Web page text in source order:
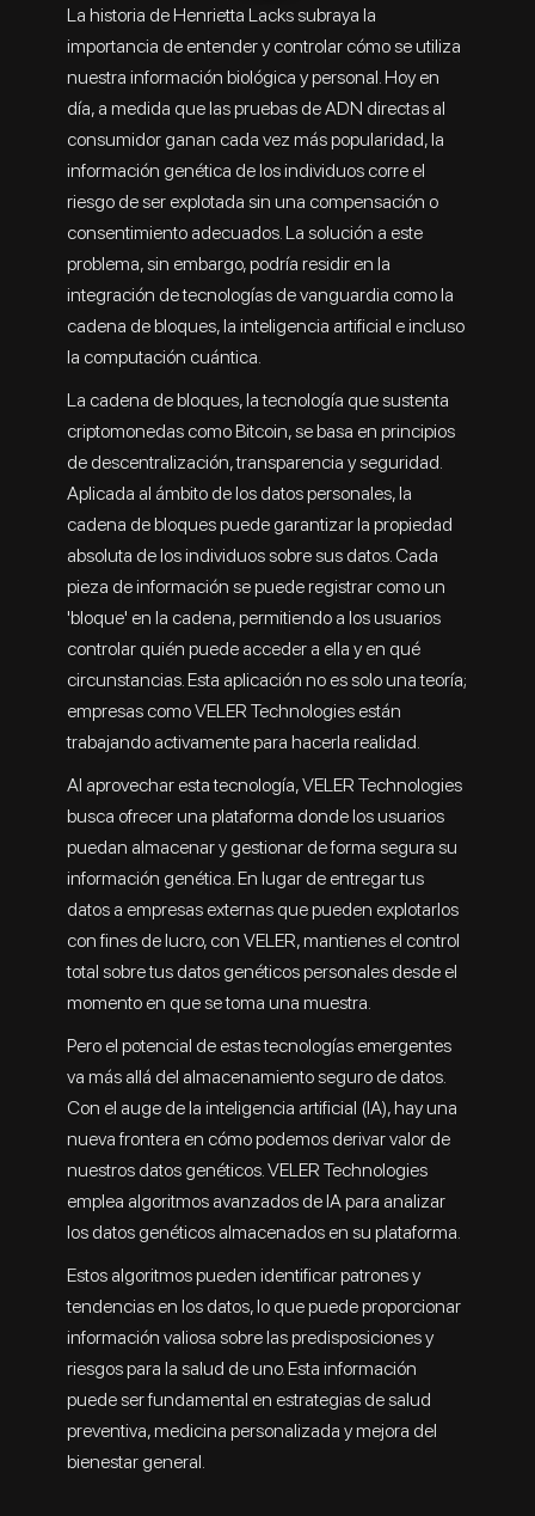
La historia de Henrietta Lacks subraya la
importancia de entender y controlar cómo se utiliza
nuestra información biológica y personal. Hoy en
día, a medida que las pruebas de ADN directas al
consumidor ganan cada vez más popularidad, la
información genética de los individuos corre el
riesgo de ser explotada sin una compensación o
consentimiento adecuados. La solución a este
problema, sin embargo, podría residir en la
integración de tecnologías de vanguardia como la
cadena de bloques, la inteligencia artificial e incluso
la computación cuántica.
La cadena de bloques, la tecnología que sustenta
criptomonedas como Bitcoin, se basa en principios
de descentralización, transparencia y seguridad.
Aplicada al ámbito de los datos personales, la
cadena de bloques puede garantizar la propiedad
absoluta de los individuos sobre sus datos. Cada
pieza de información se puede registrar como un
'bloque' en la cadena, permitiendo a los usuarios
controlar quién puede acceder a ella y en qué
circunstancias. Esta aplicación no es solo una teoría;
empresas como VELER Technologies están
trabajando activamente para hacerla realidad.
Al aprovechar esta tecnología, VELER Technologies
busca ofrecer una plataforma donde los usuarios
puedan almacenar y gestionar de forma segura su
información genética. En lugar de entregar tus
datos a empresas externas que pueden explotarlos
con fines de lucro, con VELER, mantienes el control
total sobre tus datos genéticos personales desde el
momento en que se toma una muestra.
Pero el potencial de estas tecnologías emergentes
va más allá del almacenamiento seguro de datos.
Con el auge de la inteligencia artificial (IA), hay una
nueva frontera en cómo podemos derivar valor de
nuestros datos genéticos. VELER Technologies
emplea algoritmos avanzados de IA para analizar
los datos genéticos almacenados en su plataforma.
Estos algoritmos pueden identificar patrones y
tendencias en los datos, lo que puede proporcionar
información valiosa sobre las predisposiciones y
riesgos para la salud de uno. Esta información
puede ser fundamental en estrategias de salud
preventiva, medicina personalizada y mejora del
bienestar general.